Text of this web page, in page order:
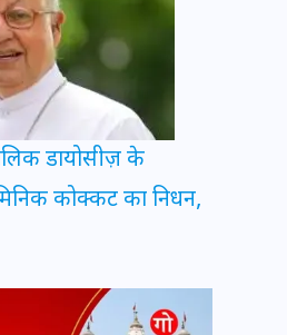
डायोसीज़ के
कोक्कट का निधन,